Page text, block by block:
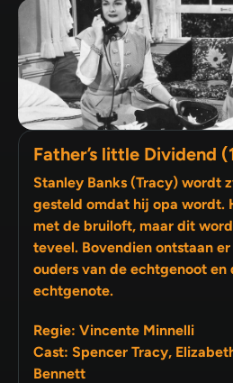
Father’s little Dividend
Stanley Banks (Tracy) wordt
gesteld omdat hij opa wordt.
met de bruiloft, maar dit wordt hem allemaal
teveel. Bovendien ontstaan er
ouders van de echtgenoot en die van de
echtgenote.
Regie: Vincente Minnelli
Cast: Spencer Tracy,
Bennett